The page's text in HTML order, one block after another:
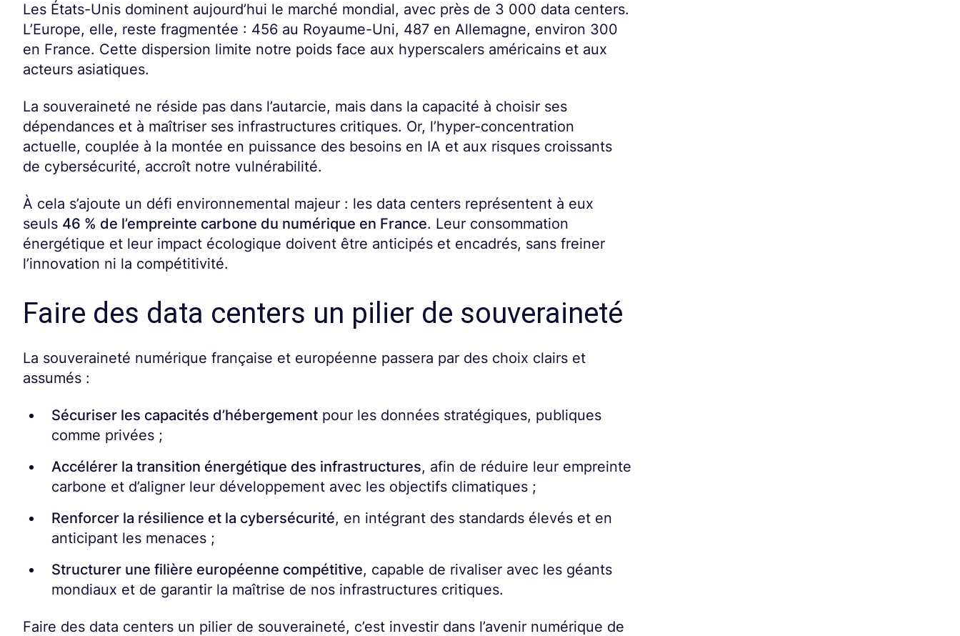
Les États-Unis dominent aujourd’hui le marché mondial, avec près de 3 000 data centers.
L’Europe, elle, reste fragmentée : 456 au Royaume-Uni, 487 en Allemagne, environ 300
en France. Cette dispersion limite notre poids face aux hyperscalers américains et aux
acteurs asiatiques.
La souveraineté ne réside pas dans l’autarcie, mais dans la capacité à choisir ses
dépendances et à maîtriser ses infrastructures critiques. Or, l’hyper-concentration
actuelle, couplée à la montée en puissance des besoins en IA et aux risques croissants
de cybersécurité, accroît notre vulnérabilité.
À cela s’ajoute un défi environnemental majeur : les data centers représentent à eux
seuls 46 % de l’empreinte carbone du numérique en France. Leur consommation
énergétique et leur impact écologique doivent être anticipés et encadrés, sans freiner
l’innovation ni la compétitivité.
Faire des data centers un pilier de souveraineté
La souveraineté numérique française et européenne passera par des choix clairs et
assumés :
Sécuriser les capacités d’hébergement pour les données stratégiques, publiques
comme privées ;
Accélérer la transition énergétique des infrastructures, afin de réduire leur empreinte
carbone et d’aligner leur développement avec les objectifs climatiques ;
Renforcer la résilience et la cybersécurité, en intégrant des standards élevés et en
anticipant les menaces ;
Structurer une filière européenne compétitive, capable de rivaliser avec les géants
mondiaux et de garantir la maîtrise de nos infrastructures critiques.
Faire des data centers un pilier de souveraineté, c’est investir dans l’avenir numérique de